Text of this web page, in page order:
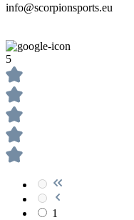
info@scorpionsports.eu
5
1